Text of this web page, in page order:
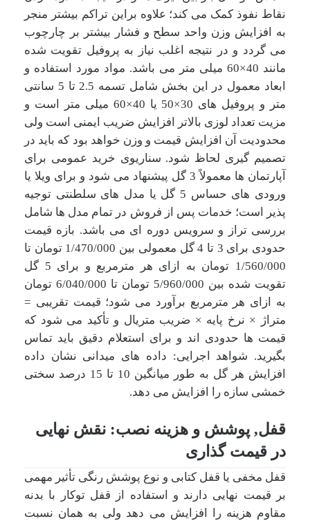
نقاط نفوذ کمک می کند؛ علاوه براین تراکم بیشتر منجر
به افزایش وزن واحد سطح و فشار بیشتر بر چارچوب
می گردد و در نتیجه اغلب نیاز به پروفیل تقویت شده
مانند 40×60 میلی متر می باشد. مواد مورد استفاده و
ابعاد معمول در این بخش شامل تسمه 2.5 تا 5 سانتی
متر و پروفیل های 30×50 یا 40×60 میلی متر است و
مزیت تعداد لوزی بالاتر افزایش ضریب ایمنی است ولی
محدودیت آن افزایش قیمت و وزن خواهد بود که باید در
تصمیم گیری لحاظ شود. سناریوی خرید عمومی برای
آپارتمان ها معمولاً 3 گل پیشنهاد می شود و برای ویلا یا
ورودی های حساس 5 گل یا مدل های سلطنتی توجیه
پذیر است؛ خدمات پس از فروش در تمام مدل ها شامل
بررسی تراز و سرویس دوره ای می باشد. بازه قیمت
حدودی برای 3 تا 4 گل معمولی بین
1/470/000 تومان تا
1/560/000
تومان به ازای هر مترمربع و برای 5 گل
تقویت شده بین 5/960/000 تومان تا 6/040/000 تومان
به ازای هر مترمربع برآورد می شود؛ قیمت تقریبی =
متراژ × نرخ پایه × ضریب متریال و تأکید می شود که
قیمت ها حدودی اند و برای استعلام دقیق باید تماس
بگیرید. شواهد اجرایی: داده های میدانی نشان داده
افزایش هر گل به طور میانگین 10 تا 15 درصد سختی
خمشی سازه را افزایش می دهد.
قفل, پوشش و هزینه نصب: نقش نهایی
در قیمت گذاری
قفل مخفی یا قفل کتابی و نوع پوشش رنگی تأثیر مهمی
بر قیمت نهایی دارند و استفاده از قفل توکار با بدنه
مقاوم هزینه را افزایش می دهد ولی به همان نسبت